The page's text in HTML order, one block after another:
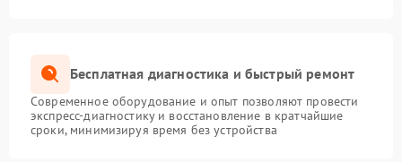
Бесплатная диагностика и быстрый ремонт
Современное оборудование и опыт позволяют провести
экспресс-диагностику и восстановление в кратчайшие
сроки, минимизируя время без устройства